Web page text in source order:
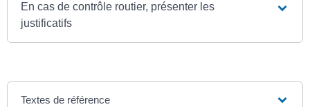
En cas de contrôle routier, présenter les
justificatifs
Textes de référence